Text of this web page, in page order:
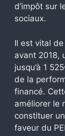
d’impôt sur
sociaux.
Il est vital
avant 2018,
jusqu’à 1
de la
financé.
améliorer le
constituer
faveur du